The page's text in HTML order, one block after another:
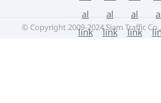
© Copyright 2009-2024 Siam Traffic